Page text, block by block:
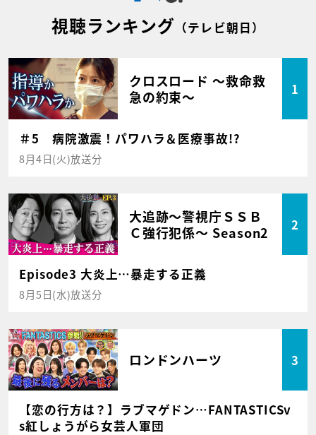
視聴ランキング （テレビ朝日）
クロスロード ～救命救
急の約束～
1
＃5 病院激震！パワハラ＆医療事故!?
8月4日(火)放送分
大追跡～警視庁ＳＳＢ
Ｃ強行犯係～ Season2
2
Episode3 大炎上…暴走する正義
8月5日(水)放送分
ロンドンハーツ 3
【恋の行方は？】ラブマゲドン…FANTASTICSv
s紅しょうがら女芸人軍団